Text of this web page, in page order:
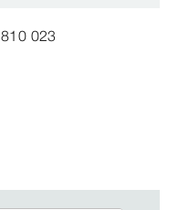
810 023